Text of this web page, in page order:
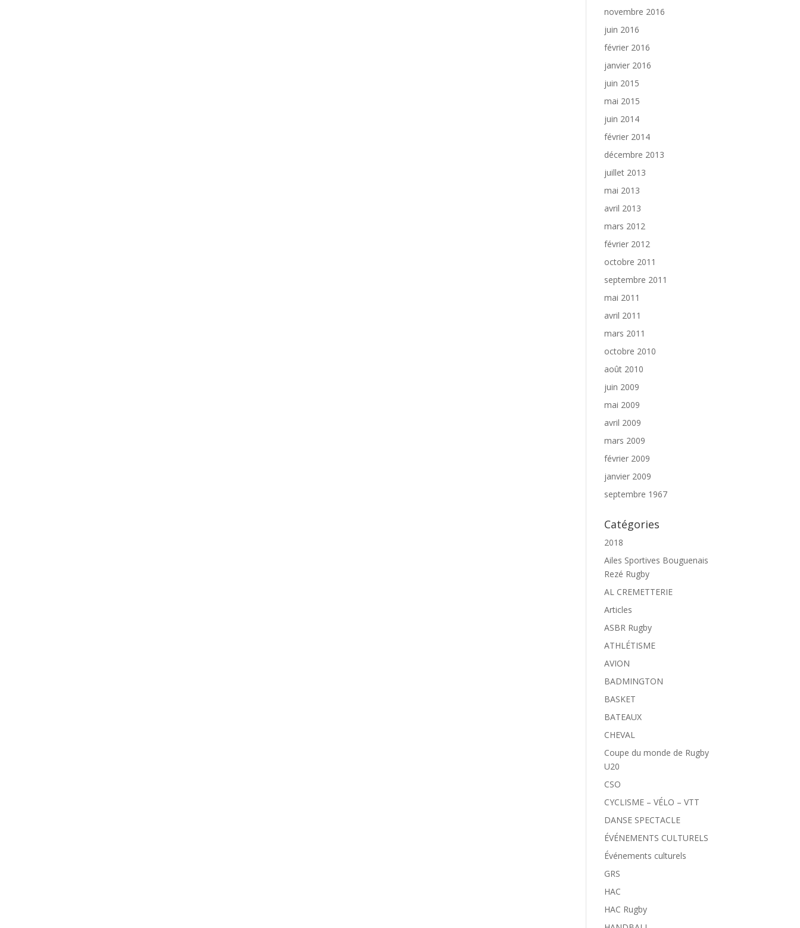
novembre 2016
juin 2016
février 2016
janvier 2016
juin 2015
mai 2015
juin 2014
février 2014
décembre 2013
juillet 2013
mai 2013
avril 2013
mars 2012
février 2012
octobre 2011
septembre 2011
mai 2011
avril 2011
mars 2011
octobre 2010
août 2010
juin 2009
mai 2009
avril 2009
mars 2009
février 2009
janvier 2009
septembre 1967
Catégories
2018
Ailes Sportives Bouguenais
Rezé Rugby
AL CREMETTERIE
Articles
ASBR Rugby
ATHLÉTISME
AVION
BADMINGTON
BASKET
BATEAUX
CHEVAL
Coupe du monde de Rugby
U20
CSO
CYCLISME – VÉLO – VTT
DANSE SPECTACLE
ÉVÉNEMENTS CULTURELS
Événements culturels
GRS
HAC
HAC Rugby